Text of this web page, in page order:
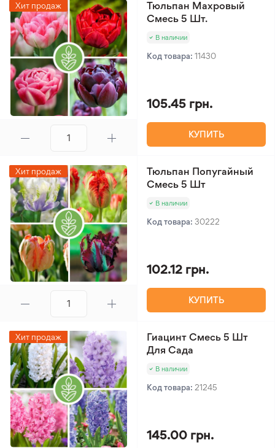
Хит продаж
Тюльпан Махровый
Смесь 5 Шт.
В наличии
Код товара: 11430
105.45 грн.
КУПИТЬ
Хит продаж
Тюльпан Попугайный
Смесь 5 Шт
В наличии
Код товара: 30222
102.12 грн.
КУПИТЬ
Хит продаж
Гиацинт Смесь 5 Шт
Для Сада
В наличии
Код товара: 21245
145.00 грн.